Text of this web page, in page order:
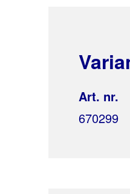
Art. nr.
670299